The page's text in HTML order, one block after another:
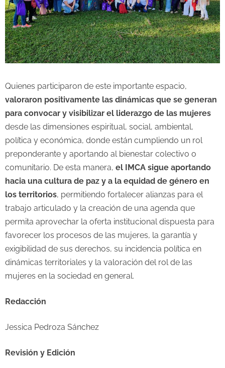
Quienes participaron de este importante espacio,
valoraron positivamente las dinámicas que se generan
para convocar y visibilizar el liderazgo de las mujeres
desde las dimensiones espiritual, social, ambiental,
política y económica, donde están cumpliendo un rol
preponderante y aportando al bienestar colectivo o
comunitario. De esta manera, el IMCA sigue aportando
hacia una cultura de paz y a la equidad de género en
los territorios, permitiendo fortalecer alianzas para el
trabajo articulado y la creación de una agenda que
permita aprovechar la oferta institucional dispuesta para
favorecer los procesos de las mujeres, la garantía y
exigibilidad de sus derechos, su incidencia política en
dinámicas territoriales y la valoración del rol de las
mujeres en la sociedad en general.
Redacción
Jessica Pedroza Sánchez
Revisión y Edición